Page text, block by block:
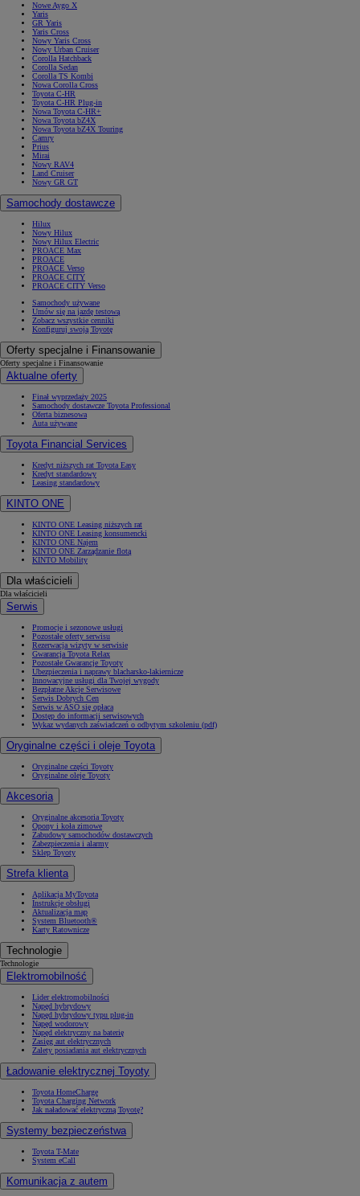
Nowe Aygo X
Yaris
GR Yaris
Yaris Cross
Nowy Yaris Cross
Nowy Urban Cruiser
Corolla Hatchback
Corolla Sedan
Corolla TS Kombi
Nowa Corolla Cross
Toyota C-HR
Toyota C-HR Plug-in
Nowa Toyota C-HR+
Nowa Toyota bZ4X
Nowa Toyota bZ4X Touring
Camry
Prius
Mirai
Nowy RAV4
Land Cruiser
Nowy GR GT
Samochody dostawcze
Hilux
Nowy Hilux
Nowy Hilux Electric
PROACE Max
PROACE
PROACE Verso
PROACE CITY
PROACE CITY Verso
Samochody używane
Umów się na jazdę testową
Zobacz wszystkie cenniki
Konfiguruj swoją Toyotę
Oferty specjalne i Finansowanie
Oferty specjalne i Finansowanie
Aktualne oferty
Finał wyprzedaży 2025
Samochody dostawcze Toyota Professional
Oferta biznesowa
Auta używane
Toyota Financial Services
Kredyt niższych rat Toyota Easy
Kredyt standardowy
Leasing standardowy
KINTO ONE
KINTO ONE Leasing niższych rat
KINTO ONE Leasing konsumencki
KINTO ONE Najem
KINTO ONE Zarządzanie flotą
KINTO Mobility
Dla właścicieli
Dla właścicieli
Serwis
Promocje i sezonowe usługi
Pozostałe oferty serwisu
Rezerwacja wizyty w serwisie
Gwarancja Toyota Relax
Pozostałe Gwarancje Toyoty
Ubezpieczenia i naprawy blacharsko-lakiernicze
Innowacyjne usługi dla Twojej wygody
Bezpłatne Akcje Serwisowe
Serwis Dobrych Cen
Serwis w ASO się opłaca
Dostęp do informacji serwisowych
Wykaz wydanych zaświadczeń o odbytym szkoleniu (pdf)
Oryginalne części i oleje Toyota
Oryginalne części Toyoty
Oryginalne oleje Toyoty
Akcesoria
Oryginalne akcesoria Toyoty
Opony i koła zimowe
Zabudowy samochodów dostawczych
Zabezpieczenia i alarmy
Sklep Toyoty
Strefa klienta
Aplikacja MyToyota
Instrukcje obsługi
Aktualizacja map
System Bluetooth®
Karty Ratownicze
Technologie
Technologie
Elektromobilność
Lider elektromobilności
Napęd hybrydowy
Napęd hybrydowy typu plug-in
Napęd wodorowy
Napęd elektryczny na baterię
Zasięg aut elektrycznych
Zalety posiadania aut elektrycznych
Ładowanie elektrycznej Toyoty
Toyota HomeCharge
Toyota Charging Network
Jak naładować elektryczną Toyotę?
Systemy bezpieczeństwa
Toyota T-Mate
System eCall
Komunikacja z autem